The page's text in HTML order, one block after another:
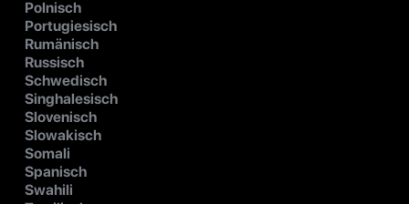
Polnisch
Portugiesisch
Rumänisch
Russisch
Schwedisch
Singhalesisch
Slovenisch
Slowakisch
Somali
Spanisch
Swahili